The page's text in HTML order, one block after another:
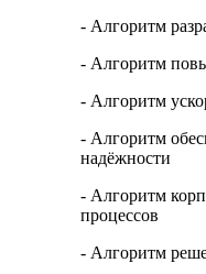
- Алгоритм
- Алгоритм
- Алгоритм
- Алгоритм
надёжности
- Алгоритм
процессов
- Алгоритм